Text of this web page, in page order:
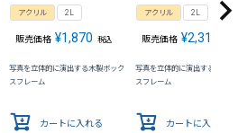
アクリル 2L
販売価格 ¥1,870 税込
写真を立体的に演出する木製ボック
スフレーム
カートに入れる
アクリル 2L
販売価格 ¥2,310
写真を立体的に演出する木製ボッ
スフレーム
カートに入れる